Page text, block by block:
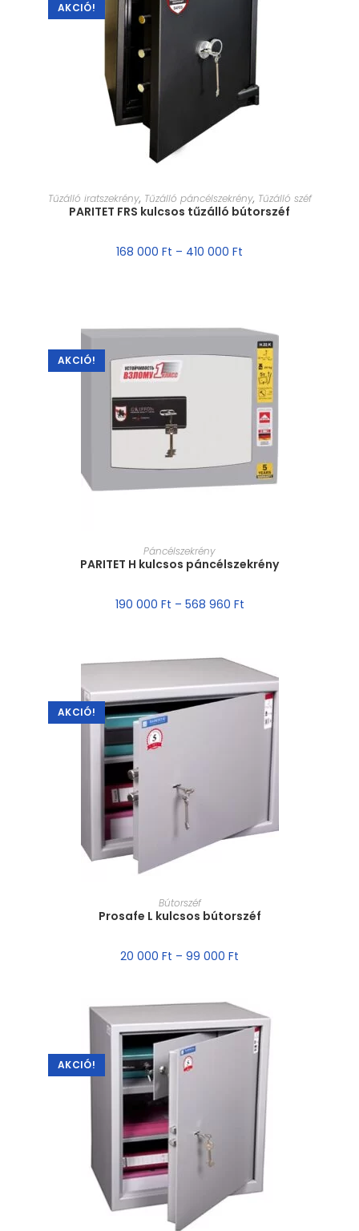
AKCIÓ!
MÉRET VÁLASZTÁSA
Tűzálló iratszekrény, Tűzálló páncélszekrény, Tűzálló széf
PARITET FRS kulcsos tűzálló bútorszéf
168 000 Ft – 410 000 Ft
AKCIÓ!
MÉRET VÁLASZTÁSA
Páncélszekrény
PARITET H kulcsos páncélszekrény
190 000 Ft – 568 960 Ft
AKCIÓ!
MÉRET VÁLASZTÁSA
Bútorszéf
Prosafe L kulcsos bútorszéf
20 000 Ft – 99 000 Ft
AKCIÓ!